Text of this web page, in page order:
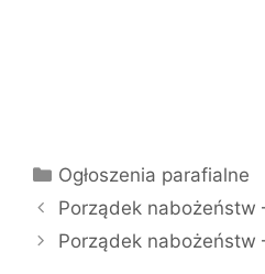
Kategorie
Ogłoszenia parafialne
Porządek nabożeństw
Porządek nabożeństw